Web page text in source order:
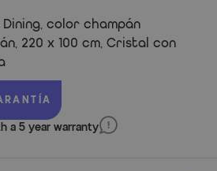
color champán
220 x 100 cm, Cristal con
a 5 year warranty